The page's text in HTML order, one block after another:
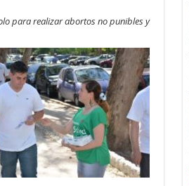
para realizar abortos no punibles y